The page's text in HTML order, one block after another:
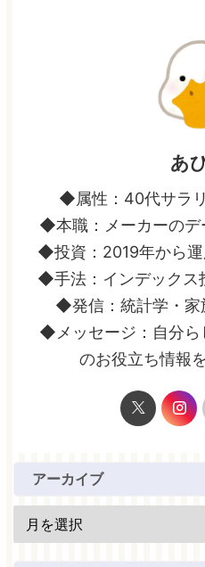
あ
◆属性：40代サラ
◆本職：メーカーのデ
◆投資：2019年から運
◆手法：インデックス
◆発信：統計学・家
◆メッセージ：自分ら
のお役立ち情報
アーカイブ